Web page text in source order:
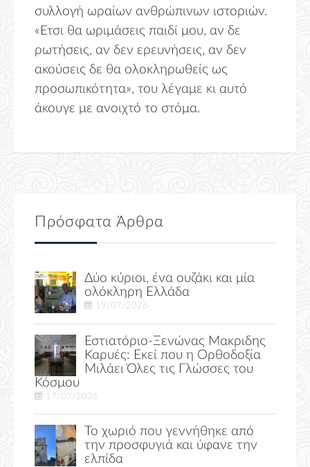
συλλογή ωραίων ανθρώπινων ιστοριών.
«Ετσι θα ωριμάσεις παιδί μου, αν δε
ρωτήσεις, αν δεν ερευνήσεις, αν δεν
ακούσεις δε θα ολοκληρωθείς ως
προσωπικότητα», του λέγαμε κι αυτό
άκουγε με ανοιχτό το στόμα.
Πρόσφατα Άρθρα
Δύο κύριοι, ένα ουζάκι και μία
ολόκληρη Ελλάδα
19/07/2026
Εστιατόριο-Ξενώνας Μακριδης
Καρυές: Εκεί που η Ορθοδοξία
Μιλάει Όλες τις Γλώσσες του
Κόσμου
17/07/2026
Το χωριό που γεννήθηκε από
την προσφυγιά και ύφανε την
ελπίδα